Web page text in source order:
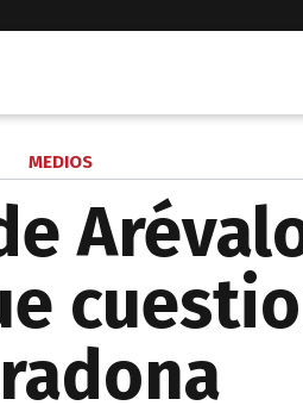
MEDIOS